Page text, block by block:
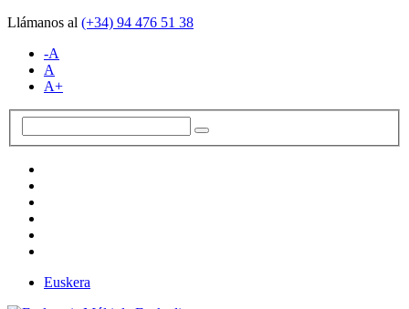
Llámanos al (+34) 94 476 51 38
-A
A
A+
Euskera